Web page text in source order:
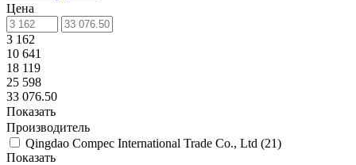
Цена
3 162
10 641
18 119
25 598
33 076.50
Показать
Производитель
Qingdao Compec International Trade Co., Ltd (21)
Показать